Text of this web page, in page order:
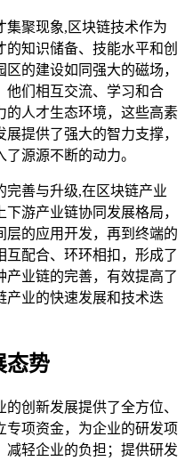
集聚现象,区块链技术作为
知识储备、技能水平和创
的建设如同强大的磁场，
他们相互交流、学习和合
的人才生态环境，这些高素
提供了强大的智力支撑，
源源不断的动力。
完善与升级,在区块链产业
游产业链协同发展格局，
层的应用开发，再到终端的
配合、环环相扣，形成了
业链的完善，有效提高了
产业的快速发展和技术迭
态势
创新发展提供了全方位、
专项资金，为企业的研发项
减轻企业的负担；提供研发